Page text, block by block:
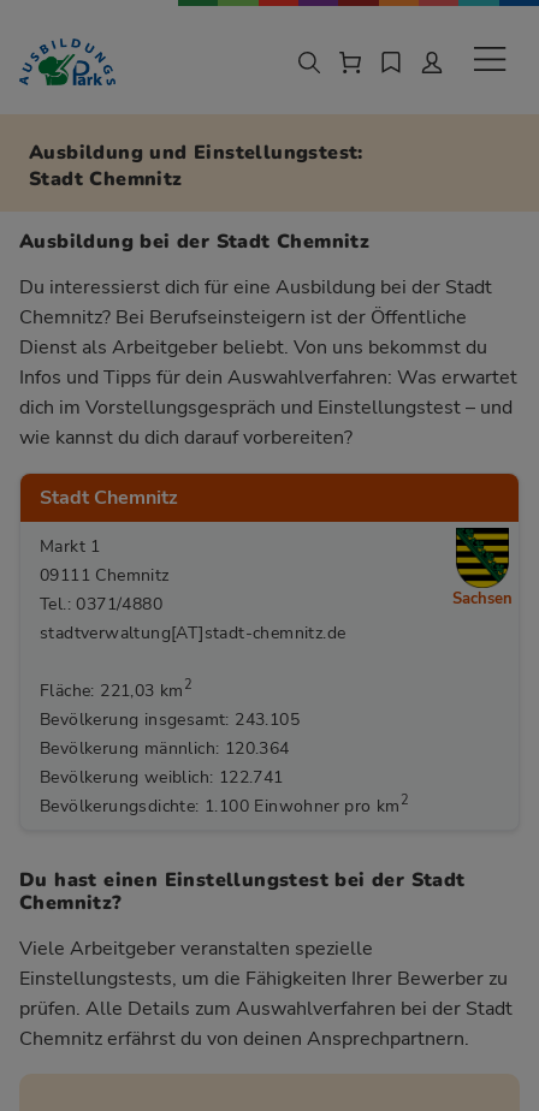
Zur Navigation springen
Zu den Hauptinhalten springen
Ausbildung und Einstellungstest:
Stadt Chemnitz
Ausbildung bei der Stadt Chemnitz
Du interessierst dich für eine Ausbildung bei der Stadt
Chemnitz? Bei Berufseinsteigern ist der Öffentliche
Dienst als Arbeitgeber beliebt. Von uns bekommst du
Infos und Tipps für dein Auswahlverfahren: Was erwartet
dich im Vorstellungsgespräch und Einstellungstest – und
wie kannst du dich darauf vorbereiten?
Stadt Chemnitz
Markt 1
09111 Chemnitz
Tel.: 0371/4880
stadtverwaltung[AT]stadt-chemnitz.de
Fläche: 221,03 km 2
Bevölkerung insgesamt: 243.105
Bevölkerung männlich: 120.364
Bevölkerung weiblich: 122.741
Bevölkerungsdichte: 1.100 Einwohner pro km 2
Sachsen
Du hast einen Einstellungstest bei der Stadt
Chemnitz?
Viele Arbeitgeber veranstalten spezielle
Einstellungstests, um die Fähigkeiten Ihrer Bewerber zu
prüfen. Alle Details zum Auswahlverfahren bei der Stadt
Chemnitzerfährst du von deinen Ansprechpartnern.